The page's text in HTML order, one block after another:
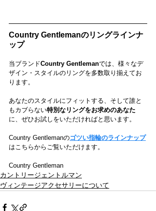
Country Gentlemanのリングラインナ
ップ
当ブランドCountry Gentlemanでは、様々なデ
ザイン・スタイルのリングを多数取り揃えてお
ります。
あなたのスタイルにフィットする、そして誰と
もカブらない特別なリングをお求めのあなた
に、ぜひお試しをいただければと思います。
Country Gentlemanのゴツい指輪のラインナップ
はこちらからご覧いただけます。
Country Gentleman
カントリージェントルマン
ヴィンテージアクセサリーについて